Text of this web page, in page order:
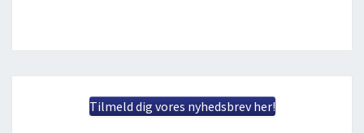
Tilmeld dig vores nyhedsbrev her!